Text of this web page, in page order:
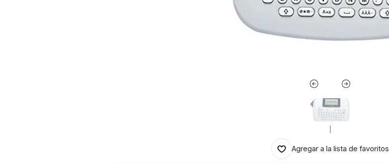
Agregar a la lista de favoritos